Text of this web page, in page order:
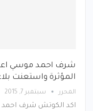
شرف احمد موسي
المؤثرة واستعنت
المحرر سبتمبر 7, 2015
اكد الكوتش شرف احمد